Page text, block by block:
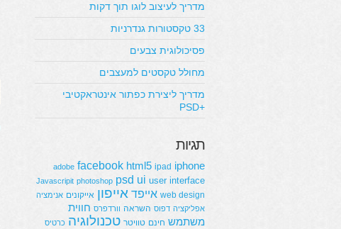
מדריך לעיצוב לוגו תוך דקות
33 טקסטורות גנדרניות
פסיכולוגית צבעים
מחולל טקסטים למעצבים
מדריך ליצירת כפתור אינטראקטיבי
+PSD
תגיות
adobe facebook html5 ipad iphone
Javascripit photoshop psd ui user interface
web design אייפד אייפון אייקונים אנימציה
אפליקציה דפוס השראה וורדפרס חווית
משתמש חינם טוויטר טכנולוגיה כרטיס